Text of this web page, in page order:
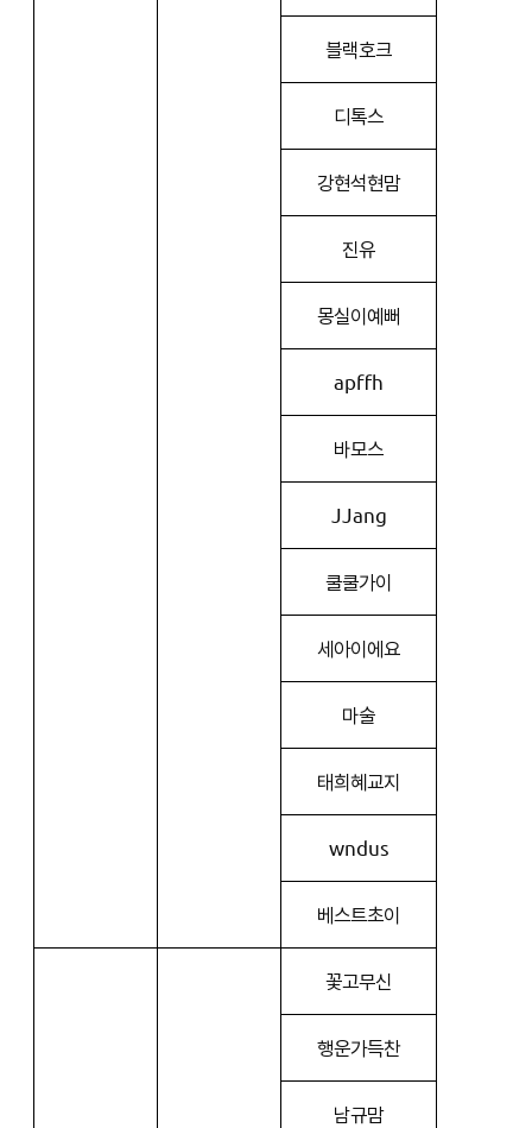
블랙호크
디톡스
강현석현맘
진유
몽실이예뻐
apffh
바모스
JJang
쿨쿨가이
세아이에요
마술
태희혜교지
wndus
베스트초이
꽃고무신
행운가득찬
남규맘